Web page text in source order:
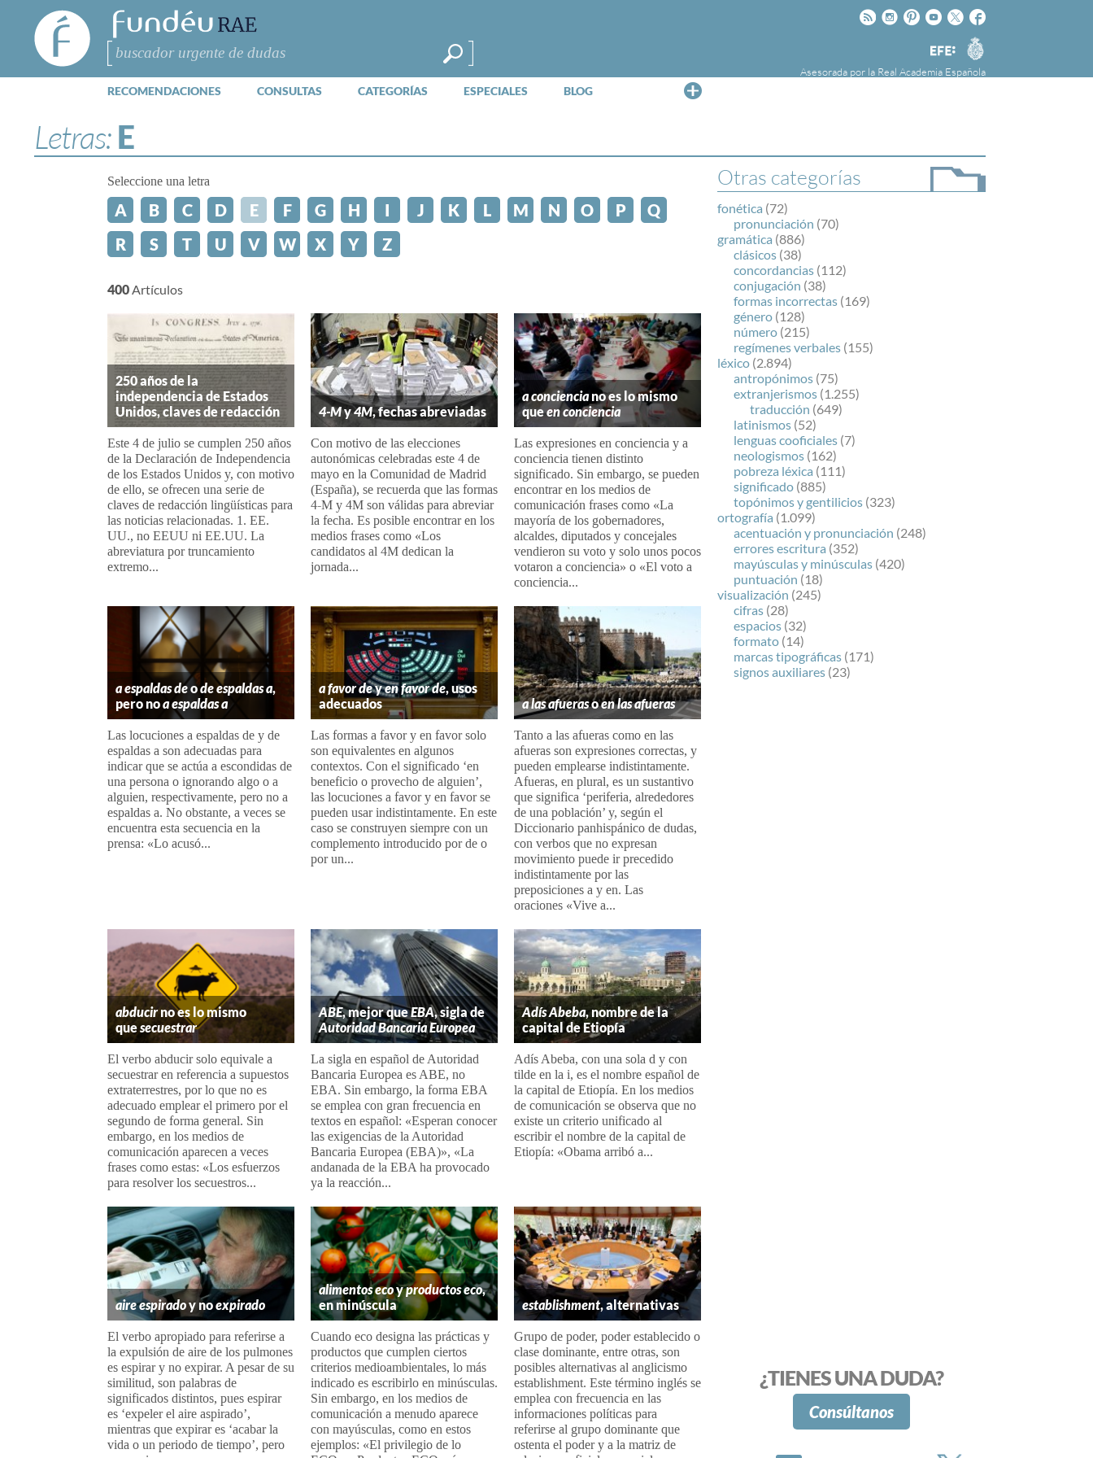
FundéuRAE
- Fundación
del Español
Urgente
Buscar
Facebook
Twitter
Youtube
Pinteres
Instagram
Rss
Agencia
EFE
Asesorada por la Real Academia Española
RECOMENDACIONES CONSULTAS CATEGORÍAS ESPECIALES BLOG
la Agencia Efe y la Real Academia Española,
cuyo objetivo es colaborar con el buen uso del
español en los medios de comunicación y en
Internet.
Letras:E
Otras categorías
fonética (72)
pronunciación (70)
gramática (886)
clásicos (38)
concordancias (112)
conjugación (38)
formas incorrectas (169)
género (128)
número (215)
regímenes verbales (155)
léxico (2.894)
antropónimos (75)
extranjerismos (1.255)
traducción (649)
latinismos (52)
lenguas cooficiales (7)
neologismos (162)
pobreza léxica (111)
significado (885)
topónimos y gentilicios (323)
ortografía (1.099)
acentuación y pronunciación (248)
errores escritura (352)
mayúsculas y minúsculas (420)
puntuación (18)
visualización (245)
cifras (28)
espacios (32)
formato (14)
marcas tipográficas (171)
signos auxiliares (23)
Seleccione una letra
A B C D E F G H I J K L M N O P
Q
R
S T U V W X Y Z
400Artículos
250 años de la
independencia de Estados
Unidos, claves de redacción
Este 4 de julio se cumplen 250 años
de la Declaración de Independencia
de los Estados Unidos y, con motivo
de ello, se ofrecen una serie de
claves de redacción lingüísticas para
las noticias relacionadas. 1. EE.
UU., no EEUU ni EE.UU. La
abreviatura por truncamiento
extremo...
4-My4M, fechas abreviadas
Con motivo de las elecciones
autonómicas celebradas este 4 de
mayo en la Comunidad de Madrid
(España), se recuerda que las formas
4-M y 4M son válidas para abreviar
la fecha. Es posible encontrar en los
medios frases como «Los
candidatos al 4M dedican la
jornada...
a concienciano es lo mismo
queen conciencia
Las expresiones en conciencia y a
conciencia tienen distinto
significado. Sin embargo, se pueden
encontrar en los medios de
comunicación frases como «La
mayoría de los gobernadores,
alcaldes, diputados y concejales
vendieron su voto y solo unos pocos
votaron a conciencia» o «El voto a
conciencia...
a espaldas deode espaldas a,
pero noa espaldas a
Las locuciones a espaldas de y de
espaldas a son adecuadas para
indicar que se actúa a escondidas de
una persona o ignorando algo o a
alguien, respectivamente, pero no a
espaldas a. No obstante, a veces se
encuentra esta secuencia en la
prensa: «Lo acusó...
a favor deyen favor de, usos
adecuados
Las formas a favor y en favor solo
son equivalentes en algunos
contextos. Con el significado ‘en
beneficio o provecho de alguien’,
las locuciones a favor y en favor se
pueden usar indistintamente. En este
caso se construyen siempre con un
complemento introducido por de o
por un...
a las afuerasoen las afueras
Tanto a las afueras como en las
afueras son expresiones correctas, y
pueden emplearse indistintamente.
Afueras, en plural, es un sustantivo
que significa ‘periferia, alrededores
de una población’ y, según el
Diccionario panhispánico de dudas,
con verbos que no expresan
movimiento puede ir precedido
indistintamente por las
preposiciones a y en. Las
oraciones «Vive a...
abducirno es lo mismo
quesecuestrar
El verbo abducir solo equivale a
secuestrar en referencia a supuestos
extraterrestres, por lo que no es
adecuado emplear el primero por el
segundo de forma general. Sin
embargo, en los medios de
comunicación aparecen a veces
frases como estas: «Los esfuerzos
para resolver los secuestros...
ABE, mejor queEBA, sigla de
Autoridad Bancaria Europea
La sigla en español de Autoridad
Bancaria Europea es ABE, no
EBA. Sin embargo, la forma EBA
se emplea con gran frecuencia en
textos en español: «Esperan conocer
las exigencias de la Autoridad
Bancaria Europea (EBA)», «La
andanada de la EBA ha provocado
ya la reacción...
Adís Abeba, nombre de la
capital de Etiopía
Adís Abeba, con una sola d y con
tilde en la i, es el nombre español de
la capital de Etiopía. En los medios
de comunicación se observa que no
existe un criterio unificado al
escribir el nombre de la capital de
Etiopía: «Obama arribó a...
aire espiradoy noexpirado
El verbo apropiado para referirse a
la expulsión de aire de los pulmones
es espirar y no expirar. A pesar de su
similitud, son palabras de
significados distintos, pues espirar
es ‘expeler el aire aspirado’,
mientras que expirar es ‘acabar la
vida o un periodo de tiempo’, pero
alimentos ecoyproductos eco,
en minúscula
Cuando eco designa las prácticas y
productos que cumplen ciertos
criterios medioambientales, lo más
indicado es escribirlo en minúsculas.
Sin embargo, en los medios de
comunicación a menudo aparece
con mayúsculas, como en estos
ejemplos: «El privilegio de lo
establishment, alternativas
Grupo de poder, poder establecido o
clase dominante, entre otras, son
posibles alternativas al anglicismo
establishment. Este término inglés se
emplea con frecuencia en las
informaciones políticas para
referirse al grupo dominante que
ostenta el poder y a la matriz de
¿TIENES UNA DUDA?
Consúltanos